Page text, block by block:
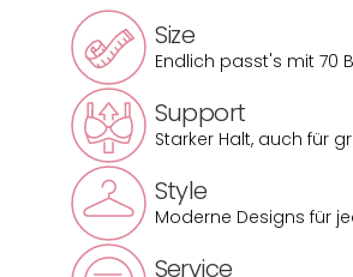
Size
Endlich passt's mit 70
Support
Starker Halt, auch für
Style
Moderne Designs für
Service